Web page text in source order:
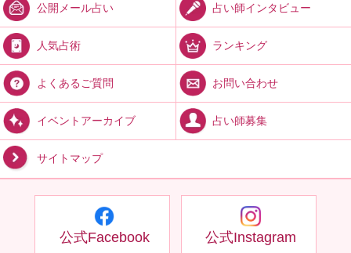
公開メール占い 占い師インタビュー
人気占術 ランキング
よくあるご質問 お問い合わせ
イベントアーカイブ 占い師募集
サイトマップ
公式Facebook 公式Instagram